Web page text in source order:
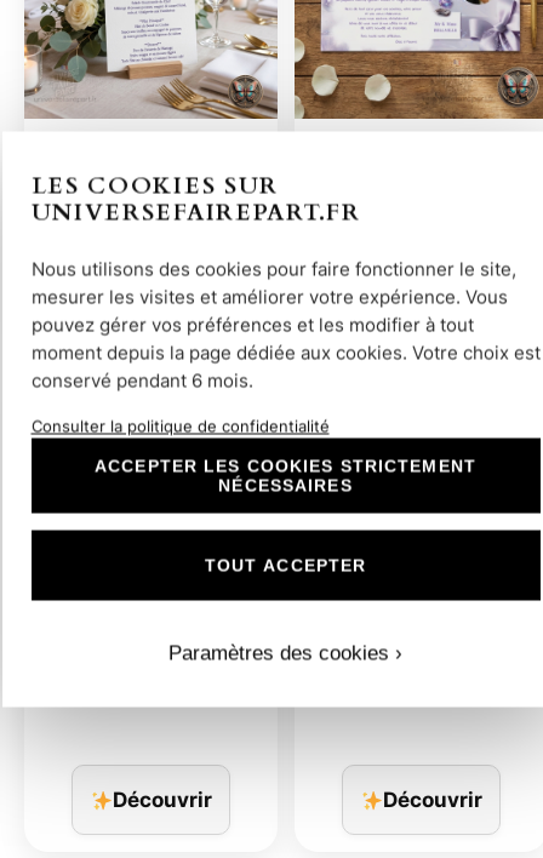
Découvrir Découvrir
N°339.9 – Faire-part…
Découvrir
Livre d’or personnalisable…
Découvrir
LES COOKIES SUR
UNIVERSEFAIREPART.FR
Nous utilisons des cookies pour faire fonctionner le site,
mesurer les visites et améliorer votre expérience. Vous
pouvez gérer vos préférences et les modifier à tout
moment depuis la page dédiée aux cookies. Votre choix est
conservé pendant 6 mois.
Consulter la politique de confidentialité
ACCEPTER LES COOKIES STRICTEMENT
NÉCESSAIRES
Paramètres des cookies ›
TOUT ACCEPTER